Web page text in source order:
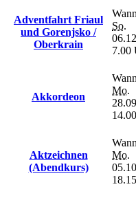
Adventfahrt Friaul
und Gorenjsko /
Oberkrain
So.
7.00
Akkordeon
Mo.
Aktzeichnen
(Abendkurs)
Mo.